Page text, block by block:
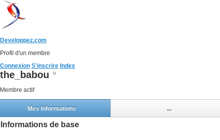
Developpez.com
Profil d'un membre
Connexion S'inscrire Index
the_babou
Membre actif
Mes informations ...
Informations de base